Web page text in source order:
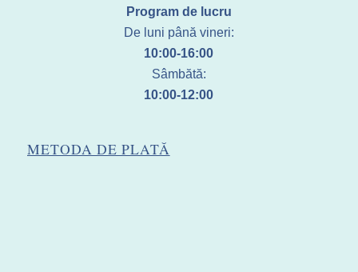
Program de lucru
De luni până vineri:
10:00-16:00
Sâmbătă:
10:00-12:00
METODA DE PLATĂ